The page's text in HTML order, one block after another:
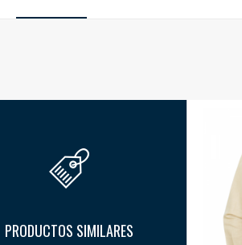
PRODUCTOS SIMILARES